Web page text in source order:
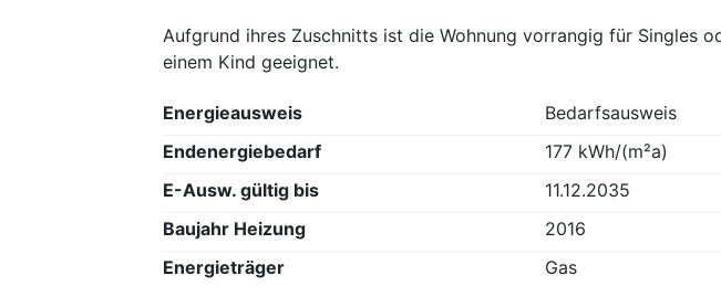
Aufgrund ihres Zuschnitts ist die Wohnung vorrangig für Singles
einem Kind geeignet.
Energieausweis
Bedarfsausweis
Endenergiebedarf
177 kWh/(m²a)
E-Ausw. gültig bis
11.12.2035
Baujahr Heizung
2016
Energieträger
Gas